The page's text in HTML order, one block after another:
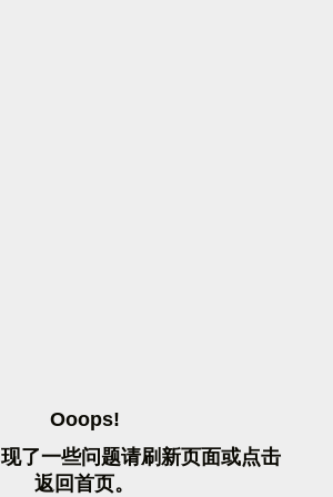
OOOPS!
现了一些问题请刷 新页面或点击
返 回首页。